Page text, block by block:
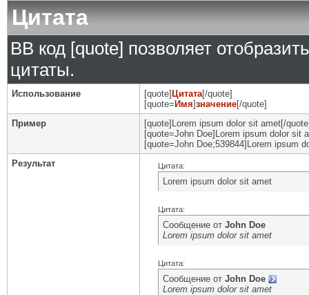
Цитата
BB код [quote] позволяет
цитаты.
Использование [quote] Цитата[/quote]
[quote= Имя]значение[/quote]
Пример
[quote]Lorem ipsum dolor sit amet[/
[quote=John Doe]Lorem ipsum dolor sit
[quote=John Doe;539844]Lorem ipsum
Результат
Цитата:
Lorem ipsum dolor sit amet
Цитата:
Сообщение от John Doe
Lorem ipsum dolor sit amet
Цитата:
Сообщение от John Doe
Lorem ipsum dolor sit amet